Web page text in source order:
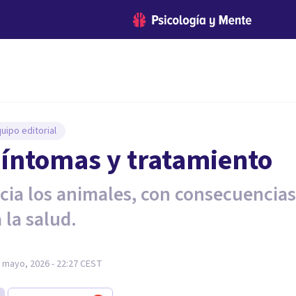
editorial
y tratamiento
los animales, con consecuencias
salud.
mayo, 2026 - 22:27CEST